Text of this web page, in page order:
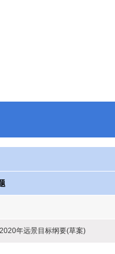
年远景目标纲要(草案)